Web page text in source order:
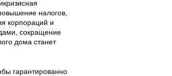
налогов,
корпораций и
сокращение
дома станет
гарантированно